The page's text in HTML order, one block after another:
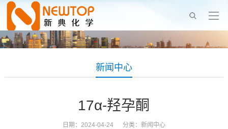
新闻中心
17α-羟孕酮
日期：2024-04-24 分类： 新闻中心